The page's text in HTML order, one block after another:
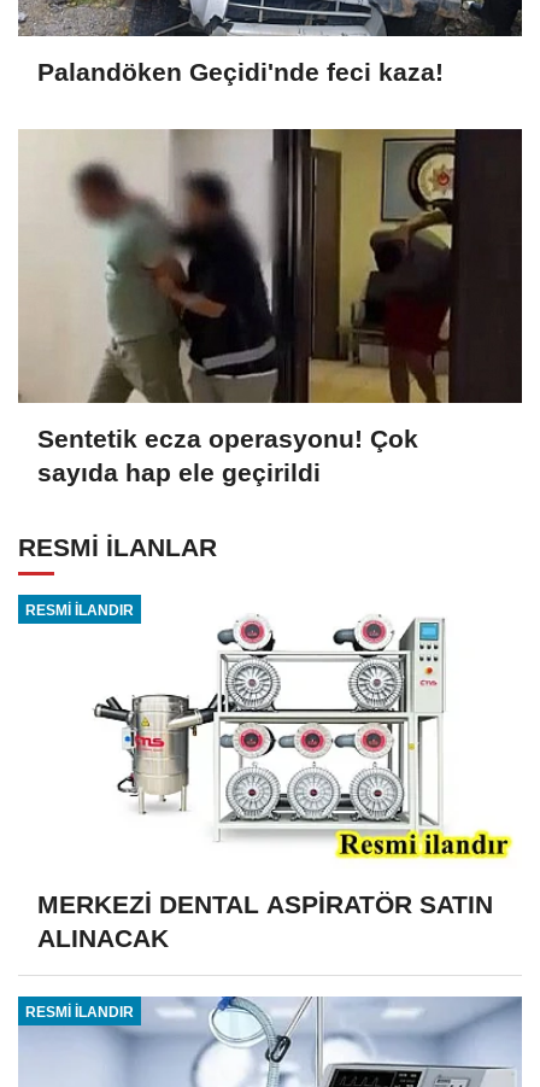
Palandöken Geçidi'nde feci kaza!
Sentetik ecza operasyonu! Çok
sayıda hap ele geçirildi
RESMİ İLANLAR
RESMİ İLANDIR
MERKEZİ DENTAL ASPİRATÖR SATIN
ALINACAK
RESMİ İLANDIR